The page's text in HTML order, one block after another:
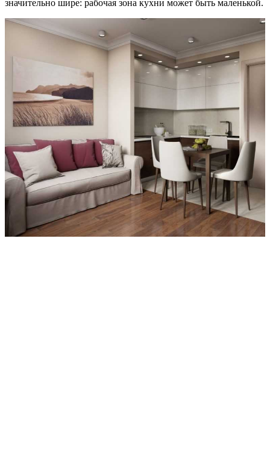
значительно шире: рабочая зона кухни может быть маленькой.